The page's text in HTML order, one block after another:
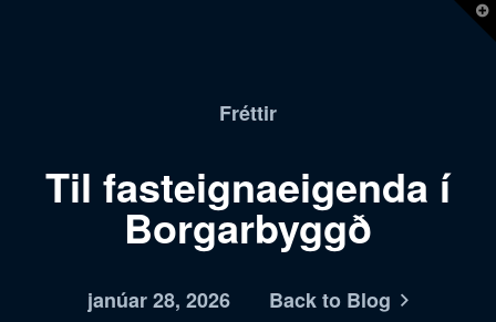
Fréttir
Til fasteignaeigenda í
Borgarbyggð
janúar 28, 2026 Back to Blog